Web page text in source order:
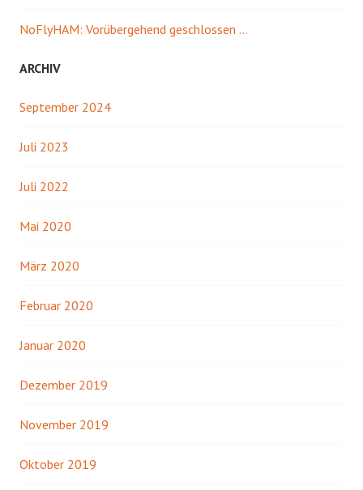
NoFlyHAM: Vorübergehend geschlossen …
ARCHIV
September 2024
Juli 2023
Juli 2022
Mai 2020
März 2020
Februar 2020
Januar 2020
Dezember 2019
November 2019
Oktober 2019